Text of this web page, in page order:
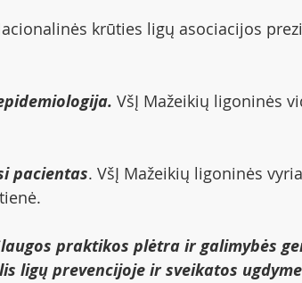
krūties ligų asociacijos
VšĮ Mažeikių ligoninės
pacientas. VšĮ Mažeikių ligoninės
praktikos plėtra ir galimybės
ligų prevencijoje ir sveikatos